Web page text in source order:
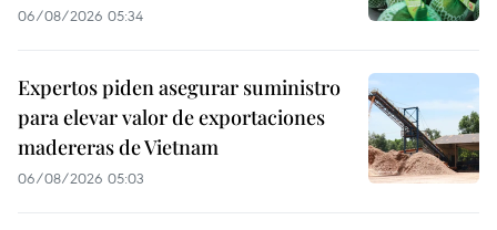
06/08/2026 05:34
Expertos piden asegurar suministro
para elevar valor de exportaciones
madereras de Vietnam
06/08/2026 05:03